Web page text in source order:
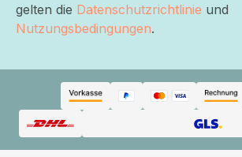
gelten die Datenschutzrichtlinie und
Nutzungsbedingungen.